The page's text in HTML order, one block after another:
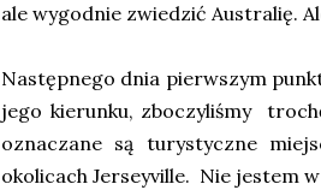
ale wygodnie zwiedzić Australię.
Następnego dnia pierwszym
jego kierunku, zboczyliśmy
oznaczane są turystyczne
okolicach Jerseyville. Nie jestem